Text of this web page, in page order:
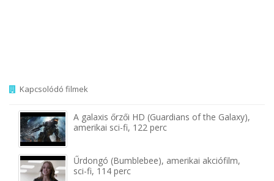
Kapcsolódó filmek
A galaxis őrzői HD (Guardians of the Galaxy),
amerikai sci-fi, 122 perc
Űrdongó (Bumblebee), amerikai akciófilm,
sci-fi, 114 perc